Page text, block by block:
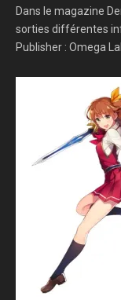
Dans le magazine
sorties différentes
Publisher : Omega